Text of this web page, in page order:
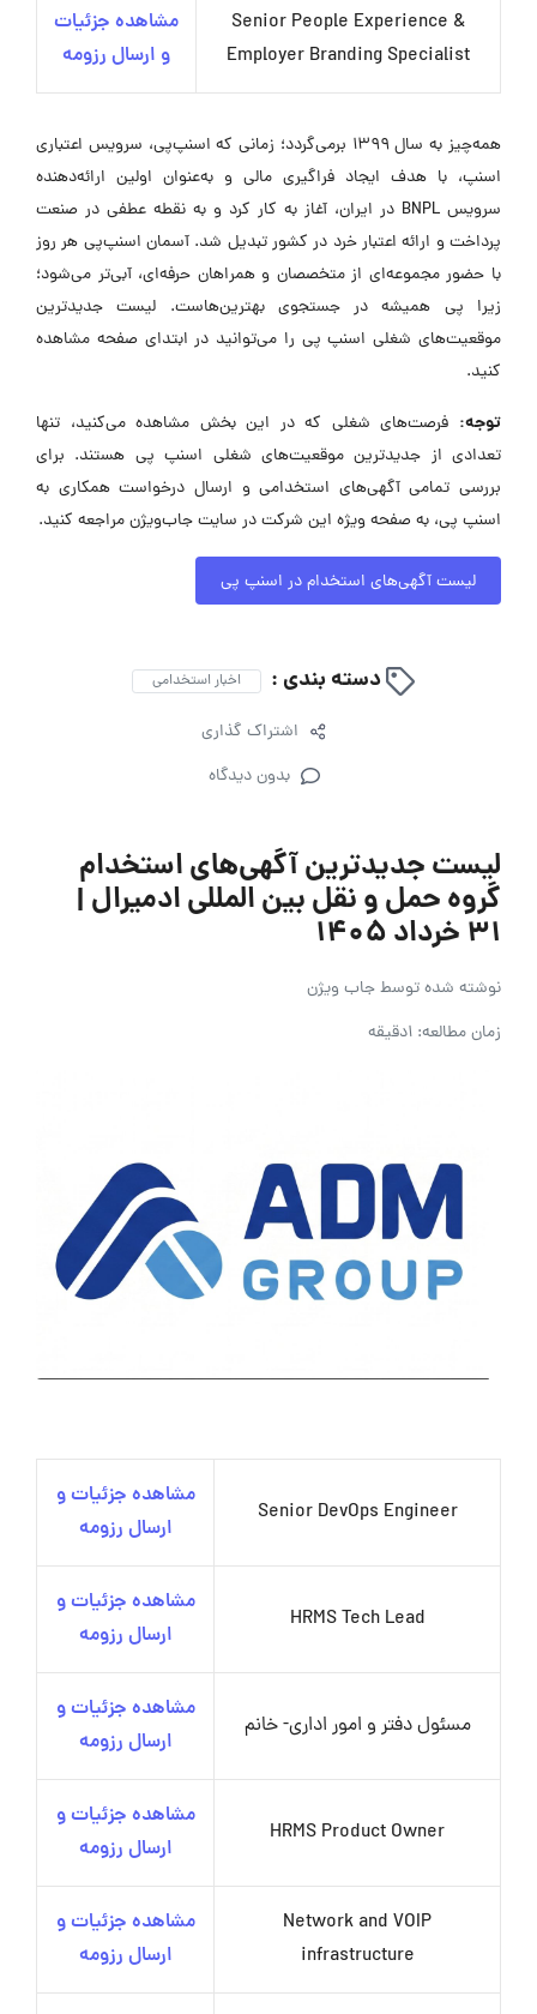
Senior People Experience &
Employer Branding Specialist
مشاهده جزئیات
و ارسال رزومه
همه‌چیز به سال ۱۳۹۹ برمی‌گردد؛ زمانی که اسنپ‌پی، سرویس اعتباری
اسنپ، با هدف ایجاد فراگیری مالی و به‌عنوان اولین ارائه‌دهنده
سرویس BNPL در ایران، آغاز به کار کرد و به نقطه عطفی در صنعت
پرداخت و ارائه اعتبار خرد در کشور تبدیل شد. آسمان اسنپ‌پی هر روز
با حضور مجموعه‌ای از متخصصان و همراهان حرفه‌ای، آبی‌تر می‌شود؛
زیرا پی همیشه در جستجوی بهترین‌هاست. لیست جدیدترین
موقعیت‌های شغلی اسنپ پی را می‌توانید در ابتدای صفحه مشاهده
کنید.
توجه: فرصت‌های شغلی که در این بخش مشاهده می‌کنید، تنها
تعدادی از جدیدترین موقعیت‌های شغلی اسنپ پی هستند. برای
بررسی تمامی آگهی‌های استخدامی و ارسال درخواست همکاری به
اسنپ پی، به صفحه ویژه این شرکت در سایت جاب‌ویژن مراجعه کنید.
لیست آگهی‌های استخدام در اسنپ پی
دسته بندی : اخبار استخدامی
اشتراک گذاری
بدون دیدگاه
لیست جدیدترین آگهی‌های استخدام
گروه حمل و نقل بین المللی ادمیرال |
۳۱ خرداد ۱۴۰۵
نوشته شده توسطجاب ویژن
زمان مطالعه: 1دقیقه
Senior DevOps Engineer
مشاهده جزئیات و
ارسال رزومه
HRMS Tech Lead
مشاهده جزئیات و
ارسال رزومه
مسئول دفتر و امور اداری- خانم
مشاهده جزئیات و
ارسال رزومه
HRMS Product Owner
مشاهده جزئیات و
ارسال رزومه
Network and VOIP
infrastructure
مشاهده جزئیات و
ارسال رزومه